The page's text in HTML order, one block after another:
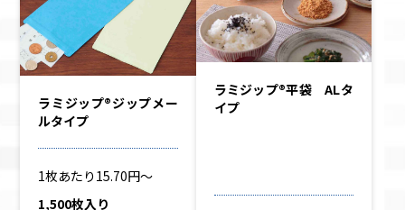
ラミジップ®ジップメー
ルタイプ
1枚あたり15.70円～
1,500枚入り
ラミジップ®平袋 ALタ
イプ